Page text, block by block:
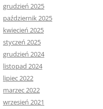
grudzień 2025
październik 2025
kwiecień 2025
styczeń 2025
grudzień 2024
listopad 2024
lipiec 2022
marzec 2022
wrzesień 2021